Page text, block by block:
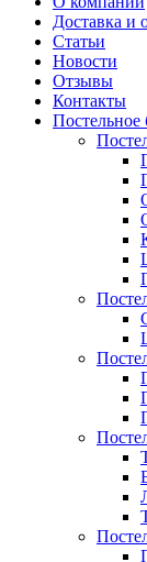
Доставка и
Статьи
Новости
Отзывы
Контакты
Постельное